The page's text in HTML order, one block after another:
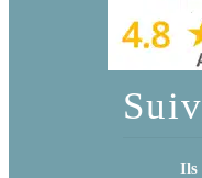
Ils